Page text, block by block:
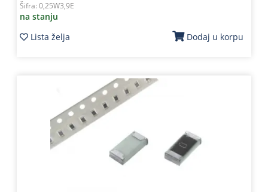
Šifra: 0,25W3,9E
na stanju
Lista želja
Dodaj u korpu